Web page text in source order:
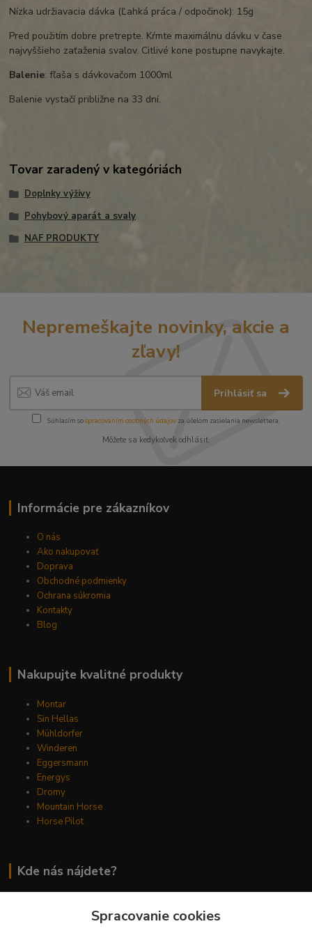
Nízka udržiavacia dávka (Ľahká práca / odpočinok): 15g
Pred použitím dobre pretrepte. Kŕmte maximálnu dávku v čase
najvyššieho zaťaženia svalov. Citlivé kone postupne navykajte.
Balenie: fľaša s dávkovačom 1000ml
Balenie vystačí približne na 33 dní.
Tovar zaradený v kategóriách
Doplnky výživy
Pohybový aparát a svaly
NAF PRODUKTY
Nepremeškajte novinky, akcie a
zľavy!
Prihlásiť sa
Súhlasím sospracovaním osobných údajov za účelom zasielania newslettera.
Môžete sa kedykoľvek odhlásiť.
Informácie pre zákazníkov
O nás
Ako nakupovať
Doprava
Obchodné podmienky
Ochrana súkromia
Kontakty
Blog
Nakupujte kvalitné produkty
Montar
Sin Hellas
Mühldorfer
Winderen
Eggersmann
Energys
Dromy
Mountain Horse
Horse Pilot
Kde nás nájdete?
Spracovanie cookies